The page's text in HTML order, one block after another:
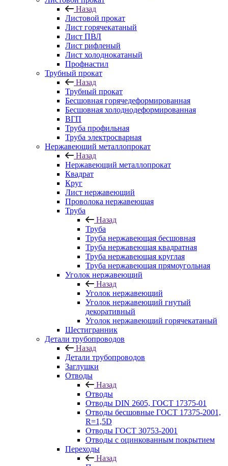
Назад
Листовой прокат
Лист горячекатаный
Лист ПВЛ
Лист рифленый
Лист холоднокатаный
Профнастил
Трубный прокат
Назад
Трубный прокат
Бесшовная горячедеформированная
Бесшовная холоднодеформированная
ВГП
Труба профильная
Труба электросварная
Нержавеющий металлопрокат
Назад
Нержавеющий металлопрокат
Квадрат
Круг
Лист нержавеющий
Проволока нержавеющая
Труба
Назад
Труба
Труба нержавеющая бесшовная
Труба нержавеющая квадратная
Труба нержавеющая круглая
Труба нержавеющая прямоугольная
Уголок нержавеющий
Назад
Уголок нержавеющий
Уголок нержавеющий гнутый
декоративный
Уголок нержавеющий горячекатаный
Шестигранник
Детали трубопроводов
Назад
Детали трубопроводов
Заглушки
Отводы
Назад
Отводы
Отводы DIN 2605, ГОСТ 17375-01
Отводы бесшовные ГОСТ 17375-2001,
R=1,5D
Отводы ГОСТ 30753-2001
Отводы с оцинкованным покрытием
Переходы
Назад